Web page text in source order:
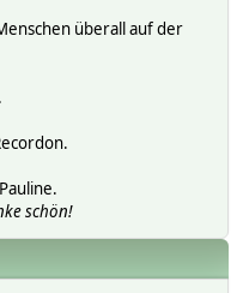
überall auf der
schön!